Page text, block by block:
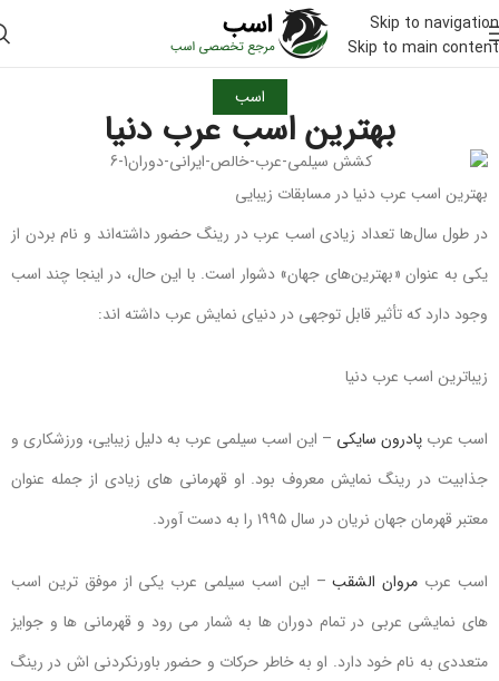
Skip to navigation
Skip to main content
اسب
بهترین اسب عرب دنیا
بهترین اسب عرب دنیا در مسابقات زیبایی
در طول سال‌ها تعداد زیادی اسب عرب در رینگ حضور داشته‌اند و نام بردن از
یکی به عنوان «بهترین‌های جهان» دشوار است. با این حال، در اینجا چند اسب
وجود دارد که تأثیر قابل توجهی در دنیای نمایش عرب داشته اند:
زیباترین اسب عرب دنیا
اسب عرب پادرون سایکی – این اسب سیلمی عرب به دلیل زیبایی، ورزشکاری و
جذابیت در رینگ نمایش معروف بود. او قهرمانی های زیادی از جمله عنوان
معتبر قهرمان جهان نریان در سال ۱۹۹۵ را به دست آورد.
اسب عرب مروان الشقب– این اسب سیلمی عرب یکی از موفق ترین اسب
های نمایشی عربی در تمام دوران ها به شمار می رود و قهرمانی ها و جوایز
متعددی به نام خود دارد. او به خاطر حرکات و حضور باورنکردنی اش در رینگ